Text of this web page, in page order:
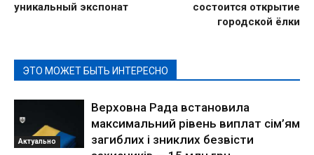
уникальный экспонат
состоится открытие
городской ёлки
ЭТО МОЖЕТ БЫТЬ ИНТЕРЕСНО
Актуально
Верховна Рада встановила
максимальний рівень виплат сім’ям
загиблих і зниклих безвісти